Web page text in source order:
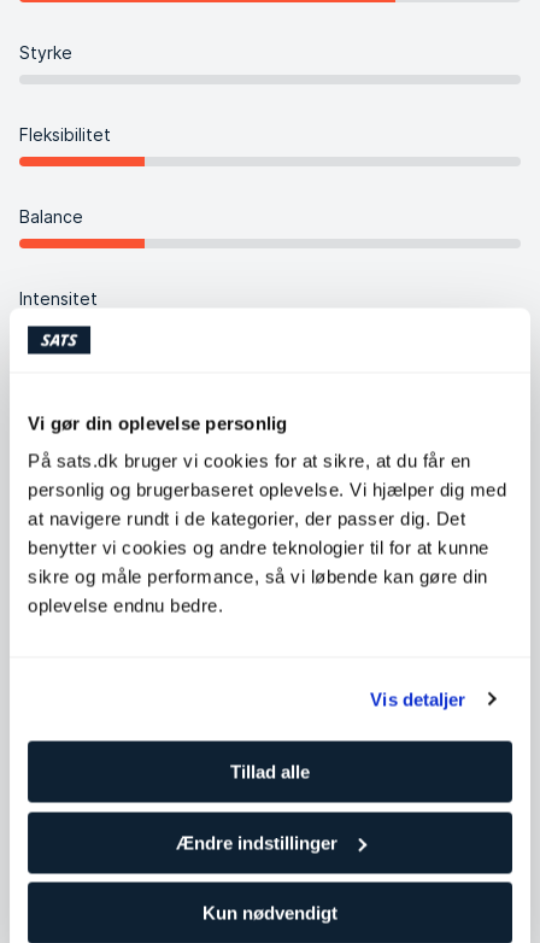
Vi gør din oplevelse personlig
På sats.dk bruger vi cookies for at sikre, at du får en
personlig og brugerbaseret oplevelse. Vi hjælper dig med
at navigere rundt i de kategorier, der passer dig. Det
benytter vi cookies og andre teknologier til for at kunne
sikre og måle performance, så vi løbende kan gøre din
oplevelse endnu bedre.
Vis detaljer
Tillad alle
Ændre indstillinger
Kun nødvendigt
Styrke
Fleksibilitet
Balance
Intensitet
Supplerende hold
Core